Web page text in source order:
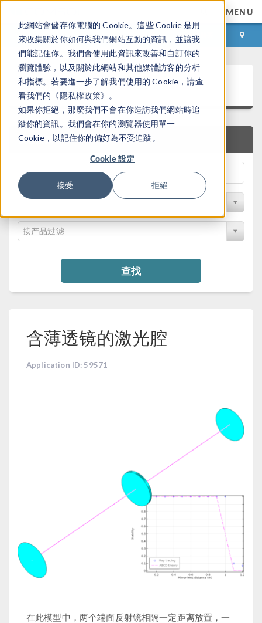
此網站會儲存你電腦的 Cookie。這些 Cookie 是用
來收集關於你如何與我們網站互動的資訊，並讓我
們能記住你。我們會使用此資訊來改善和自訂你的
瀏覽體驗，以及關於此網站和其他媒體訪客的分析
和指標。若要進一步了解我們使用的 Cookie，請查
看我們的《隱私權政策》。
如果你拒絕，那麼我們不會在你造訪我們網站時追
蹤你的資訊。我們會在你的瀏覽器使用單一
Cookie，以記住你的偏好為不受追蹤。
Cookie 設定
接受 拒絕
MENU
登录 咨询与购买
案例下载
快速搜索
按学科过滤
按产品过滤
查找
含薄透镜的激光腔
Application ID: 59571
在此模型中，两个端面反射镜相隔一定距离放置，一